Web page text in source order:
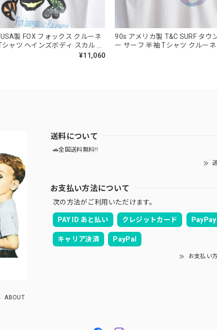
製 FOX フォックス クルーネ
シャツ ヘインズボディ スカル ボ
引用句 グランジ アート ダメージ
¥11,060
90s アメリカ製 T&C SURF タウ
ー サーフ 半袖 Tシャツ クルー
ABOUT
送料について
🚗全国送料無料!!
お支払い方法について
次の方法がご利用いただけます。
PAY ID あと払い クレジットカード PayPay
キャリア決済 PayPal
お支払い